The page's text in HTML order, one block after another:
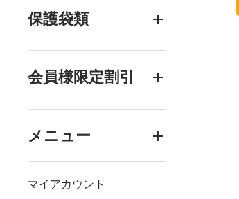
保護袋類
会員様限定割引
メニュー
マイアカウント